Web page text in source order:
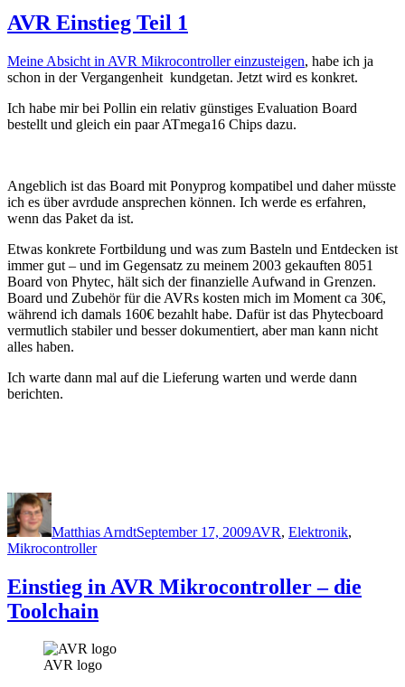
AVR Einstieg Teil 1
Meine Absicht in AVR Mikrocontroller einzusteigen, habe ich ja
schon in der Vergangenheit kundgetan. Jetzt wird es konkret.
Ich habe mir bei Pollin ein relativ günstiges Evaluation Board
bestellt und gleich ein paar ATmega16 Chips dazu.
Angeblich ist das Board mit Ponyprog kompatibel und daher müsste
ich es über avrdude ansprechen können. Ich werde es erfahren,
wenn das Paket da ist.
Etwas konkrete Fortbildung und was zum Basteln und Entdecken ist
immer gut – und im Gegensatz zu meinem 2003 gekauften 8051
Board von Phytec, hält sich der finanzielle Aufwand in Grenzen.
Board und Zubehör für die AVRs kosten mich im Moment ca 30€,
während ich damals 160€ bezahlt habe. Dafür ist das Phytecboard
vermutlich stabiler und besser dokumentiert, aber man kann nicht
alles haben.
Ich warte dann mal auf die Lieferung warten und werde dann
berichten.
Author
Matthias ArndtSeptember 17, 2009AVR, Elektronik,
Mikrocontroller
Einstieg in AVR Mikrocontroller – die
Toolchain
AVR logo